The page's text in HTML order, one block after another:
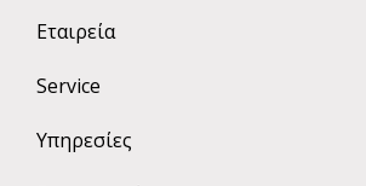
Εταιρεία
Service
Υπηρεσίες